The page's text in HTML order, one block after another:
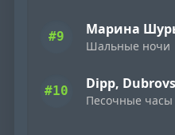
#9 Марина
Шальные ночи
#10 Dipp,
Песочные часы